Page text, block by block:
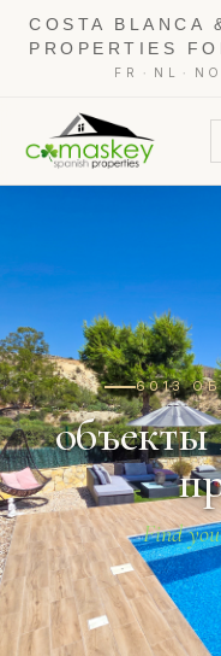
COSTA BLANCA
PROPERTIES
FR · NL · NO
6013
Find